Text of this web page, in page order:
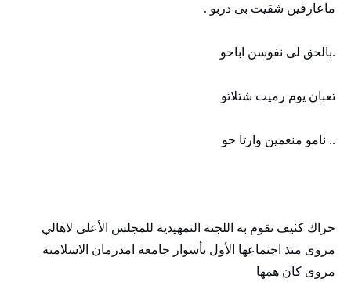
ماعارفين شقيت بى دربو .
.بالحق لى نفوسن اباحو
تعبان يوم رميت شتلاتو
.. نامو منعمين وارتا حو
حراك كثيف تقوم به اللجنة التمهيدية للمجلس الأعلى لاهالي
مروى منذ اجتماعها الأول بأسوار جامعة امدرمان الاسلامية
مروى كان همها